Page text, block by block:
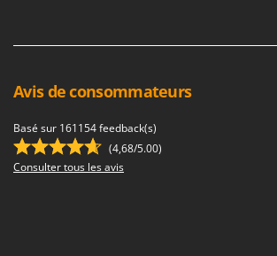
Avis de consommateurs
Basé sur 161154 feedback(s)
(4,68/5.00)
Consulter tous les avis